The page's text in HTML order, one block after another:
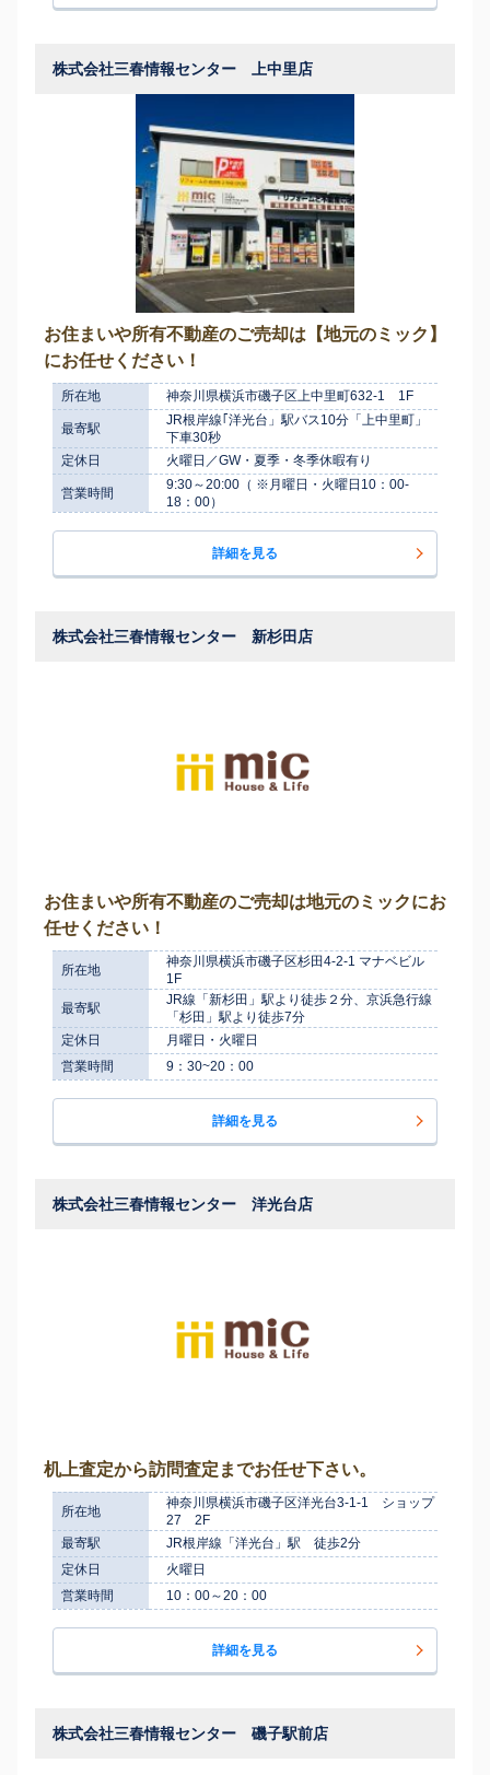
株式会社三春情報センター 上中里店
お住まいや所有不動産のご売却は【地元のミック】
にお任せください！
所在地 神奈川県横浜市磯子区上中里町632-1 1F
最寄駅
JR根岸線｢洋光台」駅バス10分「上中里町」
下車30秒
定休日
火曜日／GW・夏季・冬季休暇有り
営業時間
9:30～20:00（ ※月曜日・火曜日10：00-
18：00）
詳細を見る
株式会社三春情報センター 新杉田店
お住まいや所有不動産のご売却は地元のミックにお
任せください！
所在地
神奈川県横浜市磯子区杉田4-2-1 マナベビル
1F
最寄駅
JR線「新杉田」駅より徒歩２分、京浜急行線
「杉田」駅より徒歩7分
定休日
月曜日・火曜日
営業時間
9：30~20：00
詳細を見る
株式会社三春情報センター 洋光台店
机上査定から訪問査定までお任せ下さい。
所在地
神奈川県横浜市磯子区洋光台3-1-1 ショップ
27 2F
最寄駅
JR根岸線「洋光台」駅 徒歩2分
定休日
火曜日
営業時間
10：00～20：00
詳細を見る
株式会社三春情報センター 磯子駅前店